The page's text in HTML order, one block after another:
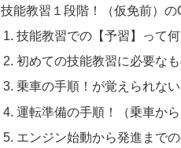
技能教習１段階！（仮免前）の
技能教習での【予習】って
初めての技能教習に必要なも
乗車の手順！が覚えられな
運転準備の手順！（乗車か
エンジン始動から発進まで